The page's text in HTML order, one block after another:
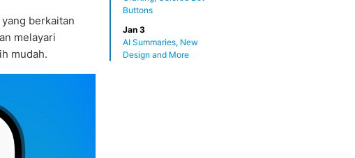
Buttons
Jan 3
AI Summaries, New
Design and More
berkaitan
melayari
mudah.